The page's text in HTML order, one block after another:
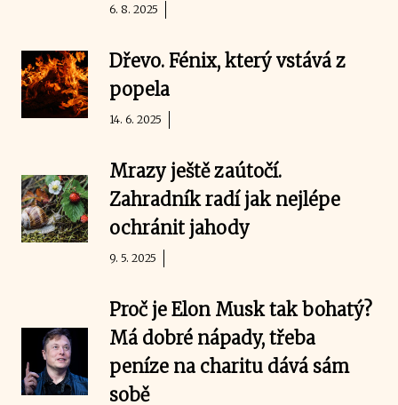
6. 8. 2025
Dřevo. Fénix, který vstává z
popela
14. 6. 2025
Mrazy ještě zaútočí.
Zahradník radí jak nejlépe
ochránit jahody
9. 5. 2025
Proč je Elon Musk tak bohatý?
Má dobré nápady, třeba
peníze na charitu dává sám
sobě